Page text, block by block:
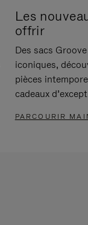
Les
offrir
Des sacs
iconiques,
pièces
cadeaux
PARCOURIR